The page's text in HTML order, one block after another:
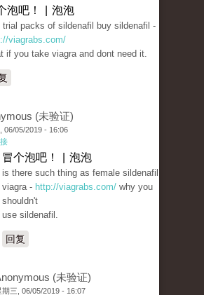
泡吧！ | 泡泡
trial packs of sildenafil buy sildenafil -
viagrabs.com/
if you take viagra and dont need it.
(未验证)
06/05/2019 - 16:06
冒个泡吧！ | 泡泡
is there such thing as female sildenafil
viagra - http://viagrabs.com/ why you
shouldn't
use sildenafil.
回复
(未验证)
期三, 06/05/2019 - 16:07